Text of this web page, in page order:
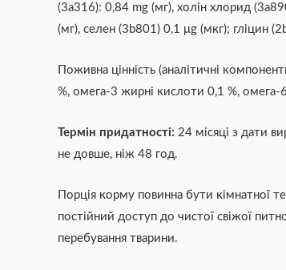
(3а316): 0,84 mg (мг), холін хлорид
(мг), селен (3b801) 0,1 μg (мкг); гліцин
Поживна цінність (аналітичні
%, омега-3 жирні кислоти 0,1 %, омега-
Термін придатності: 24 місяці з дати
не довше, ніж 48 год.
Порція корму повинна бути кімнатної
постійний доступ до чистої свіжої
перебування тварини.